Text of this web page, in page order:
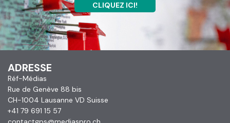
CLIQUEZ ICI!
ADRESSE
Réf-Médias
Rue de Genève 88 bis
CH-1004 Lausanne VD Suisse
+41 79 691 15 57